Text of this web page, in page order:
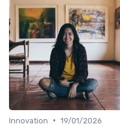
Innovation • 19/01/2026